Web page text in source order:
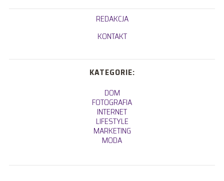
REDAKCJA
KONTAKT
KATEGORIE:
DOM
FOTOGRAFIA
INTERNET
LIFESTYLE
MARKETING
MODA